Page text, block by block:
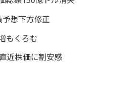
想下方修正
もくろむ
近株価に割安感